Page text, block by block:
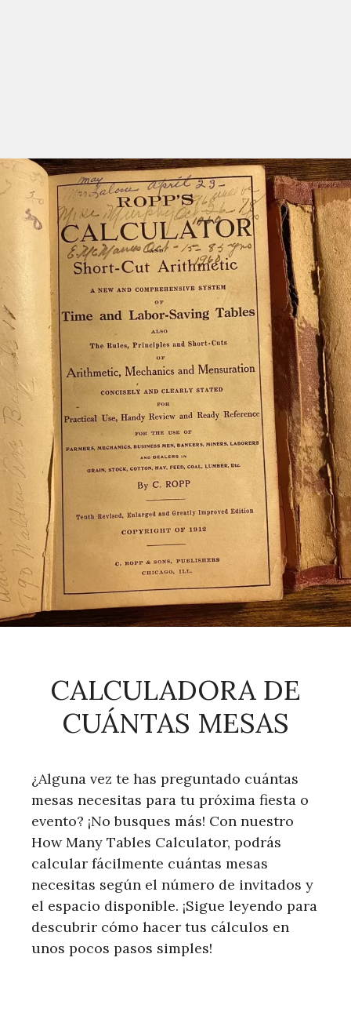
CALCULADORA DE
CUÁNTAS MESAS
¿Alguna vez te has preguntado cuántas
mesas necesitas para tu próxima fiesta o
evento? ¡No busques más! Con nuestro
How Many Tables Calculator, podrás
calcular fácilmente cuántas mesas
necesitas según el número de invitados y
el espacio disponible. ¡Sigue leyendo para
descubrir cómo hacer tus cálculos en
unos pocos pasos simples!